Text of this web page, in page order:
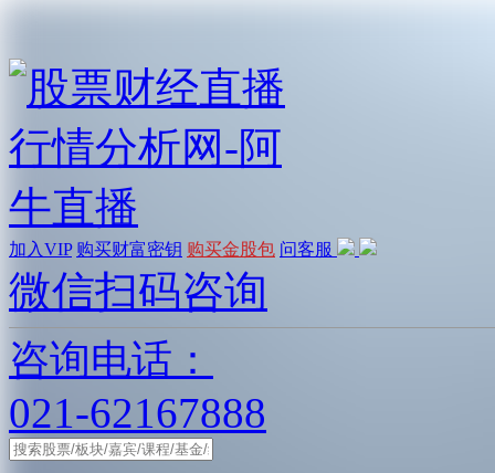
加入VIP 购买财富密钥 购买金股包 问客服
微信扫码咨询
咨询电话：
021-62167888